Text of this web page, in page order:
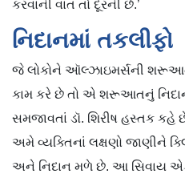
કરવાની વાત તો દૂરની છે.’
નિદાનમાં તકલીફો
જે લોકોને ઑલ્ઝાઇમર્સની
કામ કરે છે તો એ શરૂઆતનું
સમજાવતાં ડૉ. શિરીષ હસ્તક કહે
અમે વ્યક્તિનાં લક્ષણો જાણીને
અને નિદાન મળે છે. આ સિવાય